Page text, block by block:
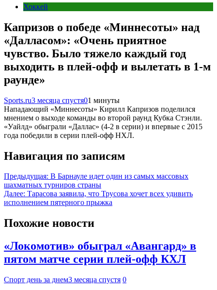
Хоккей
Капризов о победе «Миннесоты» над
«Далласом»: «Очень приятное
чувство. Было тяжело каждый год
выходить в плей-офф и вылетать в 1-м
раунде»
Sports.ru3 месяца спустя01 минуты
Нападающий «Миннесоты» Кирилл Капризов поделился
мнением о выходе команды во второй раунд Кубка Стэнли.
«Уайлд» обыграли «Даллас» (4-2 в серии) и впервые с 2015
года победили в серии плей-офф НХЛ.
Навигация по записям
Предыдущая: В Барнауле идет один из самых массовых
шахматных турниров страны
Далее: Тарасова заявила, что Трусова хочет всех удивить
исполнением пятерного прыжка
Похожие новости
«Локомотив» обыграл «Авангард» в
пятом матче серии плей-офф КХЛ
Спорт день за днем3 месяца спустя 0